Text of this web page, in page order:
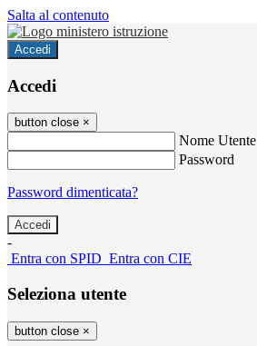
Salta al contenuto
Accedi
Accedi
button close ×
Nome Utente
Password
Password dimenticata?
-
Entra con SPID Entra con CIE
Seleziona utente
button close ×